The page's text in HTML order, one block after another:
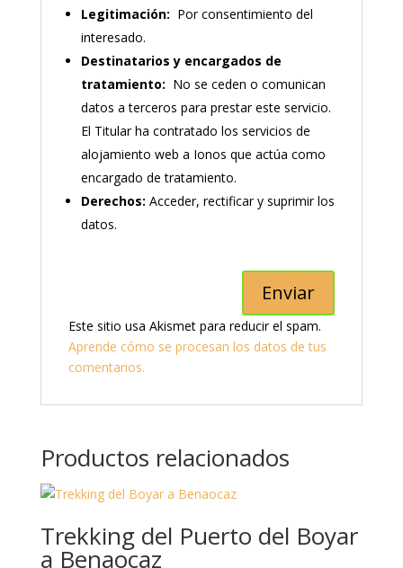
Legitimación: Por consentimiento del
interesado.
Destinatarios y encargados de
tratamiento: No se ceden o comunican
datos a terceros para prestar este servicio.
El Titular ha contratado los servicios de
alojamiento web a Ionos que actúa como
encargado de tratamiento.
Derechos: Acceder, rectificar y suprimir los
datos.
Este sitio usa Akismet para reducir el spam.
Aprende cómo se procesan los datos de tus
comentarios.
Productos relacionados
Trekking del Puerto del Boyar
a Benaocaz